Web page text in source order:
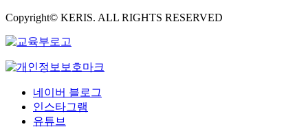
Copyright© KERIS. ALL RIGHTS RESERVED
네이버 블로그
인스타그램
유튜브